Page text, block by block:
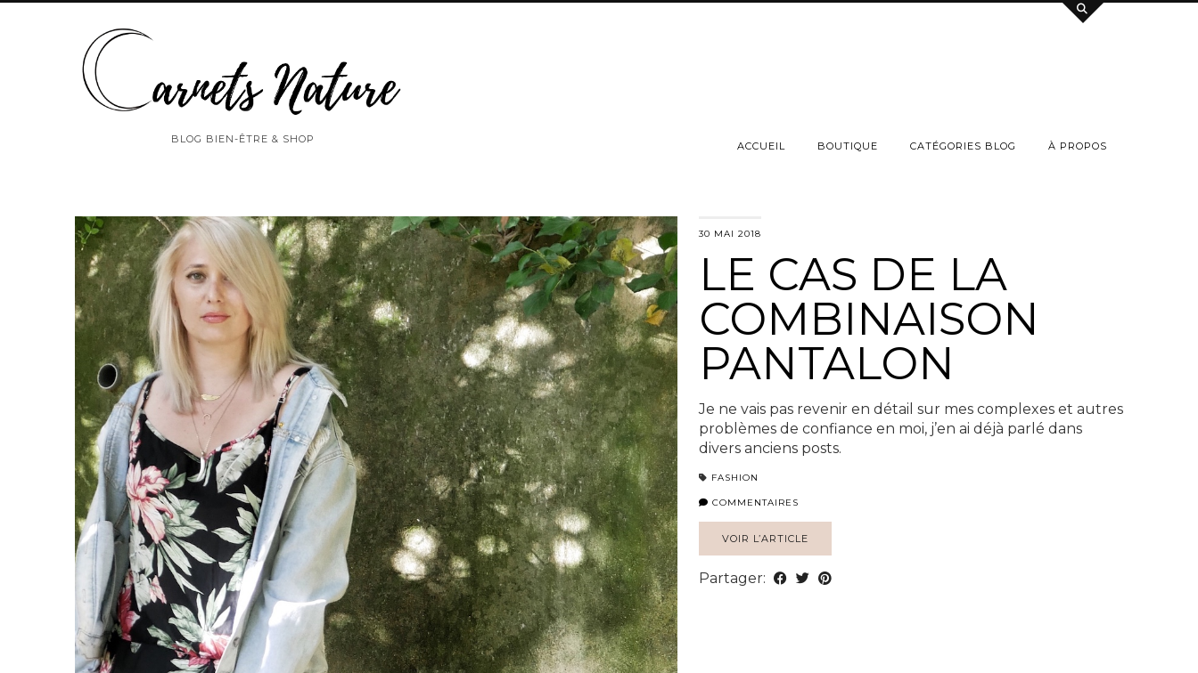
BLOG BIEN-ÊTRE & SHOP
ACCUEIL BOUTIQUE CATÉGORIES BLOG À PROPOS
30 MAI 2018
LE CAS DE LA
COMBINAISON
PANTALON
Je ne vais pas revenir en détail sur mes complexes et autres
problèmes de confiance en moi, j’en ai déjà parlé dans
divers anciens posts.
FASHION
COMMENTAIRES
VOIR L’ARTICLE
Partager: